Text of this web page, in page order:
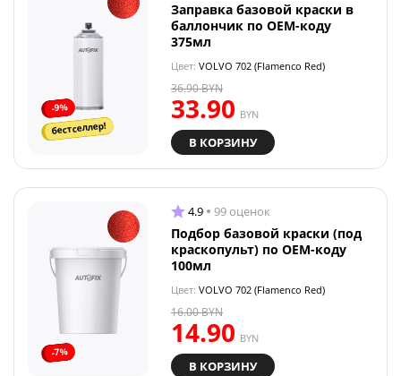
-9%
бестселлер!
Заправка базовой краски в
баллончик по OEM-коду
375мл
Цвет: VOLVO 702 (Flamenco Red)
33.90 BYN
36.90BYN
В КОРЗИНУ
-7%
4.9 99 оценок
Подбор базовой краски (под
краскопульт) по OEM-коду
100мл
Цвет: VOLVO 702 (Flamenco Red)
14.90 BYN
16.00BYN
В КОРЗИНУ